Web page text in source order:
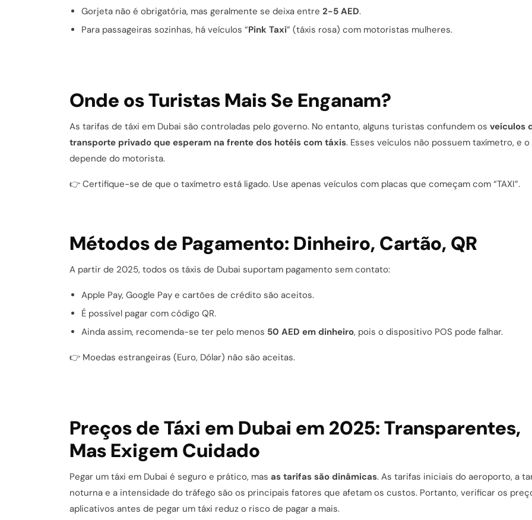
Gorjeta não é obrigatória, mas geralmente se deixa entre 2-5 AED.
Para passageiras sozinhas, há veículos “Pink Taxi” (táxis rosa) com motoristas mulheres.
Onde os Turistas Mais Se Enganam?
As tarifas de táxi em Dubai são controladas pelo governo. No entanto, alguns turistas confundem os veículos
transporte privado que esperam na frente dos hotéis com táxis. Esses veículos não possuem taxímetro, e
depende do motorista.
👉 Certifique-se de que o taxímetro está ligado. Use apenas veículos com placas que começam com “TAXI”.
Métodos de Pagamento: Dinheiro, Cartão, QR
A partir de 2025, todos os táxis de Dubai suportam pagamento sem contato:
Apple Pay, Google Pay e cartões de crédito são aceitos.
É possível pagar com código QR.
Ainda assim, recomenda-se ter pelo menos 50 AED em dinheiro, pois o dispositivo POS pode falhar.
👉 Moedas estrangeiras (Euro, Dólar) não são aceitas.
Preços de Táxi em Dubai em 2025: Transparentes,
Mas Exigem Cuidado
Pegar um táxi em Dubai é seguro e prático, mas as tarifas são dinâmicas. As tarifas iniciais do aeroporto, a
noturna e a intensidade do tráfego são os principais fatores que afetam os custos. Portanto, verificar os
aplicativos antes de pegar um táxi reduz o risco de pagar a mais.